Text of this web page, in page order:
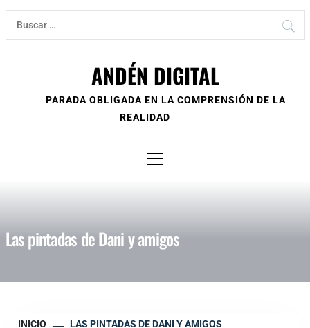
Ir
contenido
Buscar:
ANDÉN DIGITAL
PARADA OBLIGADA EN LA COMPRENSIÓN DE LA
REALIDAD
principal
Las pintadas de Dani y amigos
INICIO LAS PINTADAS DE DANI Y AMIGOS